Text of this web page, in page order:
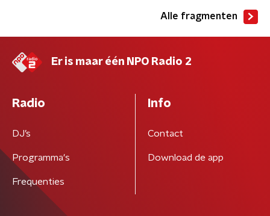
Alle fragmenten
Er is maar één NPO Radio 2
Radio
DJ’s
Programma's
Frequenties
Info
Contact
Download de app